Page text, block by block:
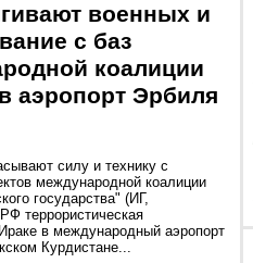
военных и
с баз
коалиции
аэропорт Эрбиля
силу и технику с
международной коалиции
государства" (ИГ,
террористическая
в международный аэропорт
Курдистане...